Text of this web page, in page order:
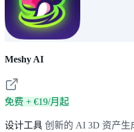
Meshy AI
免费 + €19/月起
设计工具 创新的 AI 3D 资产生